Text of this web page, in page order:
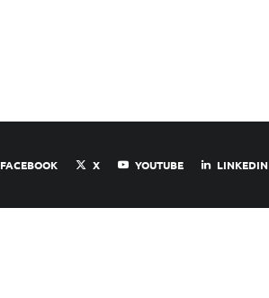
FACEBOOK X YOUTUBE LINKEDIN